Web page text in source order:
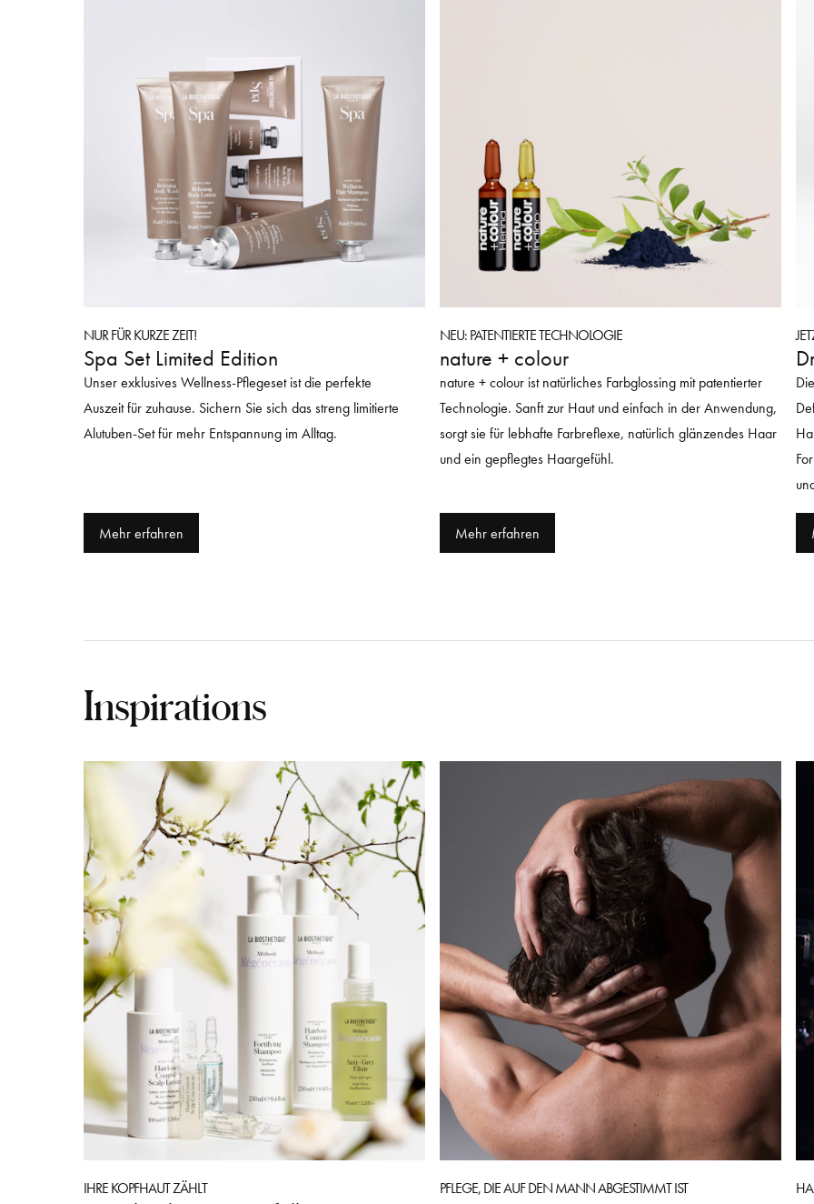
NUR FÜR KURZE ZEIT!
Spa Set Limited Edition
Unser exklusives Wellness-Pflegeset ist die perfekte
Auszeit für zuhause. Sichern Sie sich das streng limitierte
Alutuben-Set für mehr Entspannung im Alltag.
Mehr erfahren
NEU: PATENTIERTE TECHNOLOGIE
nature + colour
nature + colour ist natürliches Farbglossing mit patentierter
Technologie. Sanft zur Haut und einfach in der Anwendung,
sorgt sie für lebhafte Farbreflexe, natürlich glänzendes Haar
und ein gepflegtes Haargefühl.
Mehr erfahren
Inspirations
IHRE KOPFHAUT ZÄHLT PFLEGE, DIE AUF DEN MANN ABGESTIMMT IST